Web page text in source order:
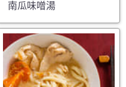
南瓜味噌湯